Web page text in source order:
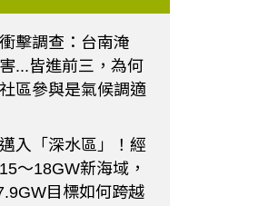
擊調查：台南淹
...皆進前三，為何
區參與是氣候調適
入「深水區」！經
～18GW新海域，
目標如何跨越